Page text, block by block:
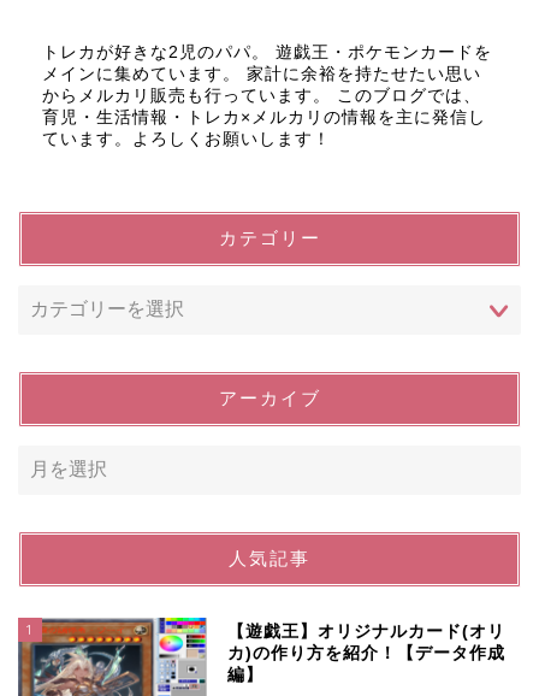
トレカが好きな2児のパパ。 遊戯王・ポケモンカードを
メインに集めています。 家計に余裕を持たせたい思い
からメルカリ販売も行っています。 このブログでは、
育児・生活情報・トレカ×メルカリの情報を主に発信し
ています。よろしくお願いします！
カテゴリー
アーカイブ
人気記事
1
【遊戯王】オリジナルカード(オリ
カ)の作り方を紹介！【データ作成
編】